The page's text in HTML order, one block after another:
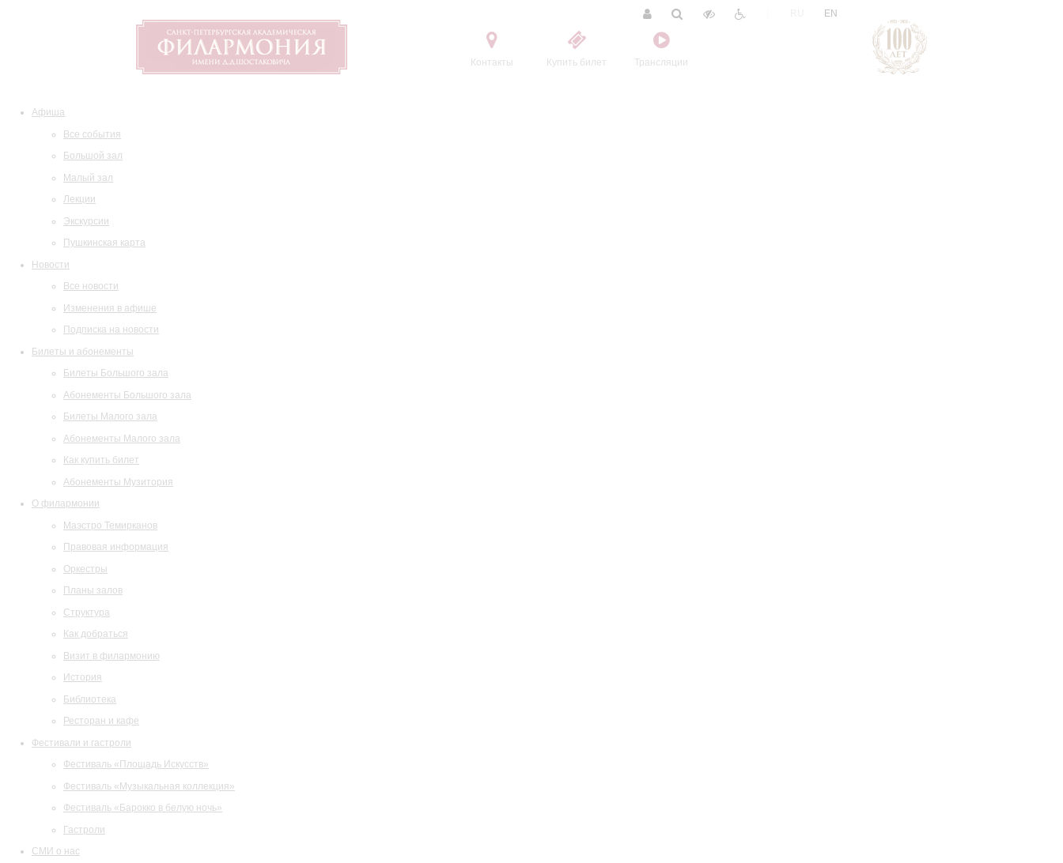
Контакты Купить билет Трансляции
EN
Афиша
Все события
Большой зал
Малый зал
Лекции
Экскурсии
Пушкинская карта
Новости
Все новости
Изменения в афише
Подписка на новости
Билеты и абонементы
Билеты Большого зала
Абонементы Большого зала
Билеты Малого зала
Абонементы Малого зала
Как купить билет
Абонементы Музитория
О филармонии
Маэстро Темирканов
Правовая информация
Оркестры
Планы залов
Структура
Как добраться
Визит в филармонию
История
Библиотека
Ресторан и кафе
Фестивали и гастроли
Фестиваль «Площадь Искусств»
Фестиваль «Музыкальная коллекция»
Фестиваль «Барокко в белую ночь»
Гастроли
СМИ о нас